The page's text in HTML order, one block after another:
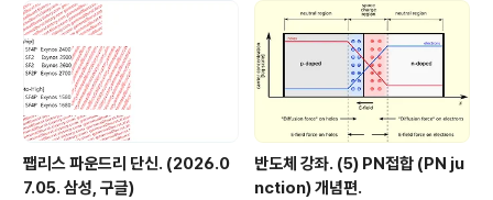
팹리스 파운드리 단신. (2026.0
7.05. 삼성, 구글)
반도체 강좌. (5) PN접합 (PN ju
nction) 개념편.